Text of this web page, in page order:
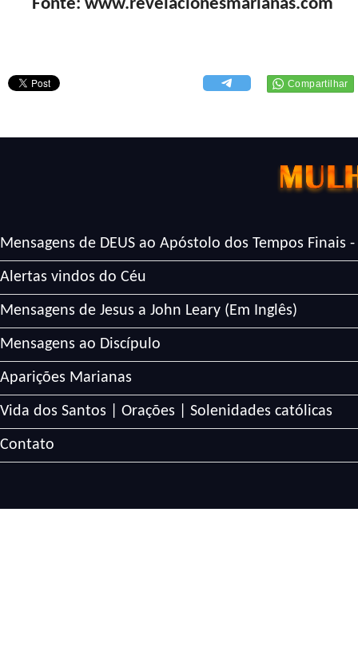
Fonte: www.revelacionesmarianas.com
Mensagens de DEUS ao Apóstolo dos Tempos Finais -
Alertas vindos do Céu
Mensagens de Jesus a John Leary (Em Inglês)
Mensagens ao Discípulo
Aparições Marianas
Vida dos Santos | Orações | Solenidades católicas
Contato